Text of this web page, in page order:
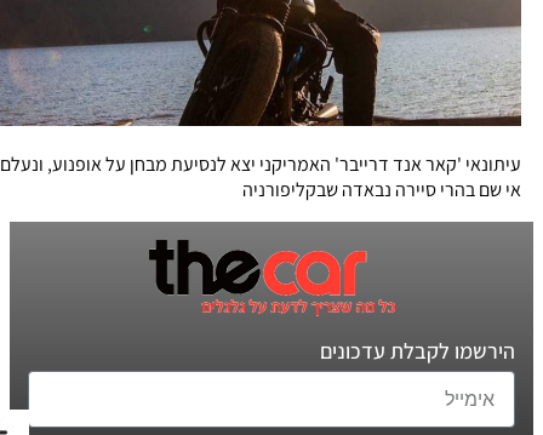
עיתונאי 'קאר אנד דרייבר' האמריקני יצא לנסיעת מבחן על אופנוע, ונעלם
אי שם בהרי סיירה נבאדה שבקליפורניה
הירשמו לקבלת עדכונים